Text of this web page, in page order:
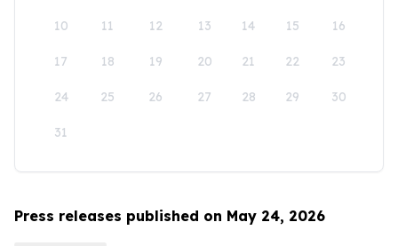
10 11 12 13 14 15 16
17 18 19 20 21 22 23
24 25 26 27 28 29 30
31
Press releases published on May 24, 2026